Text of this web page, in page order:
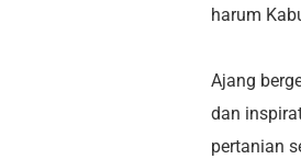
harum
Ajang
dan
pertanian